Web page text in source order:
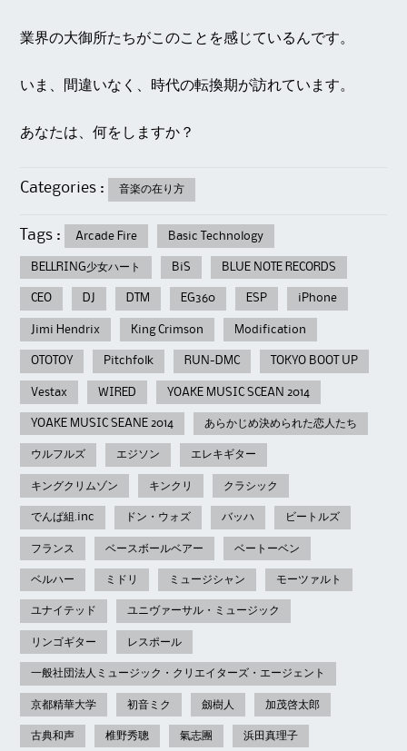
業界の大御所たちがこのことを感じているんです。
いま、間違いなく、時代の転換期が訪れています。
あなたは、何をしますか？
Categories : 音楽の在り方
Tags : Arcade Fire Basic Technology
BELLRING少女ハート BiS BLUE NOTE RECORDS
CEO DJ DTM EG360 ESP iPhone
Jimi Hendrix King Crimson Modification
OTOTOY Pitchfolk RUN-DMC TOKYO BOOT UP
Vestax WIRED YOAKE MUSIC SCEAN 2014
YOAKE MUSIC SEANE 2014 あらかじめ決められた恋人たち
ウルフルズ エジソン エレキギター
キングクリムゾン キンクリ クラシック
でんぱ組.inc ドン・ウォズ バッハ ビートルズ
フランス ベースボールベアー ベートーベン
ベルハー ミドリ ミュージシャン モーツァルト
ユナイテッド ユニヴァーサル・ミュージック
リンゴギター レスポール
一般社団法人ミュージック・クリエイターズ・エージェント
京都精華大学 初音ミク 劔樹人 加茂啓太郎
古典和声 椎野秀聰 氣志團 浜田真理子